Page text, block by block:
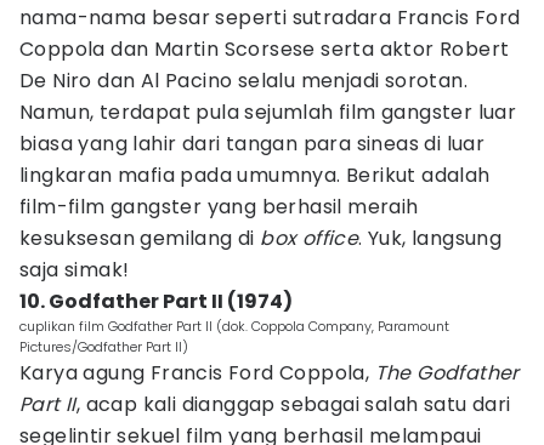
nama-nama besar seperti sutradara Francis Ford
Coppola dan Martin Scorsese serta aktor Robert
De Niro dan Al Pacino selalu menjadi sorotan.
Namun, terdapat pula sejumlah film gangster luar
biasa yang lahir dari tangan para sineas di luar
lingkaran mafia pada umumnya. Berikut adalah
film-film gangster yang berhasil meraih
kesuksesan gemilang di box office. Yuk, langsung
saja simak!
10. Godfather Part II (1974)
cuplikan film Godfather Part II (dok. Coppola Company, Paramount
Pictures/Godfather Part II)
Karya agung Francis Ford Coppola, The Godfather
Part II, acap kali dianggap sebagai salah satu dari
segelintir sekuel film yang berhasil melampaui